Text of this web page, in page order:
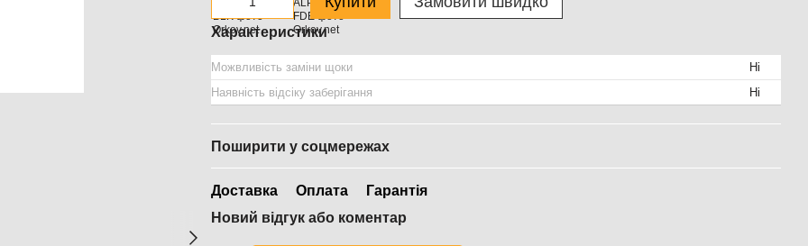
Характеристики
Можвливість заміни щоки
Ні
Наявність відсіку заберігання
Ні
Поширити у соцмережах
Доставка Оплата
Гарантія
Новий відгук або коментар